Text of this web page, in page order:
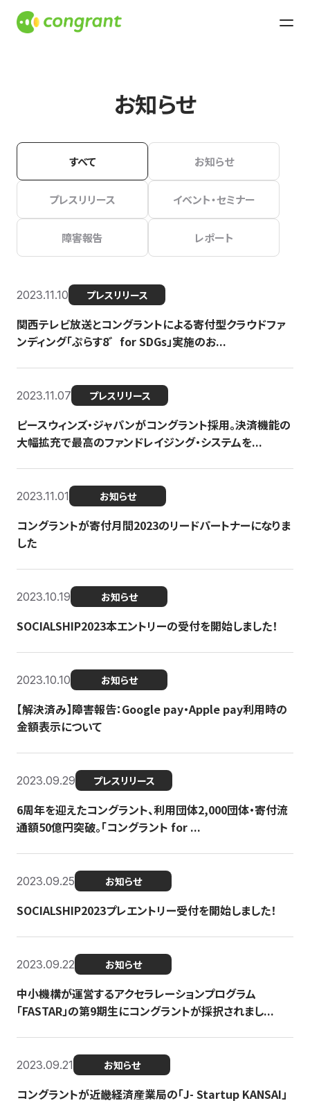
お知らせ
すべて お知らせ
プレスリリース イベント・セミナー
障害報告 レポート
2023.11.10 プレスリリース
関西テレビ放送とコングラントによる寄付型クラウドファ
ンディング「ぷらす8゛for SDGs」実施のお...
2023.11.07 プレスリリース
ピースウィンズ・ジャパンがコングラント採用。決済機能の
大幅拡充で最高のファンドレイジング・システムを...
2023.11.01 お知らせ
コングラントが寄付月間2023のリードパートナーになりま
した
2023.10.19 お知らせ
SOCIALSHIP2023本エントリーの受付を開始しました！
2023.10.10 お知らせ
【解決済み】障害報告：Google pay・Apple pay利用時の
金額表示について
2023.09.29 プレスリリース
6周年を迎えたコングラント、利用団体2,000団体・寄付流
通額50億円突破。「コングラント for ...
2023.09.25 お知らせ
SOCIALSHIP2023プレエントリー受付を開始しました！
2023.09.22 お知らせ
中小機構が運営するアクセラレーションプログラム
「FASTAR」の第9期生にコングラントが採択されまし...
2023.09.21 お知らせ
コングラントが近畿経済産業局の「J- Startup KANSAI」